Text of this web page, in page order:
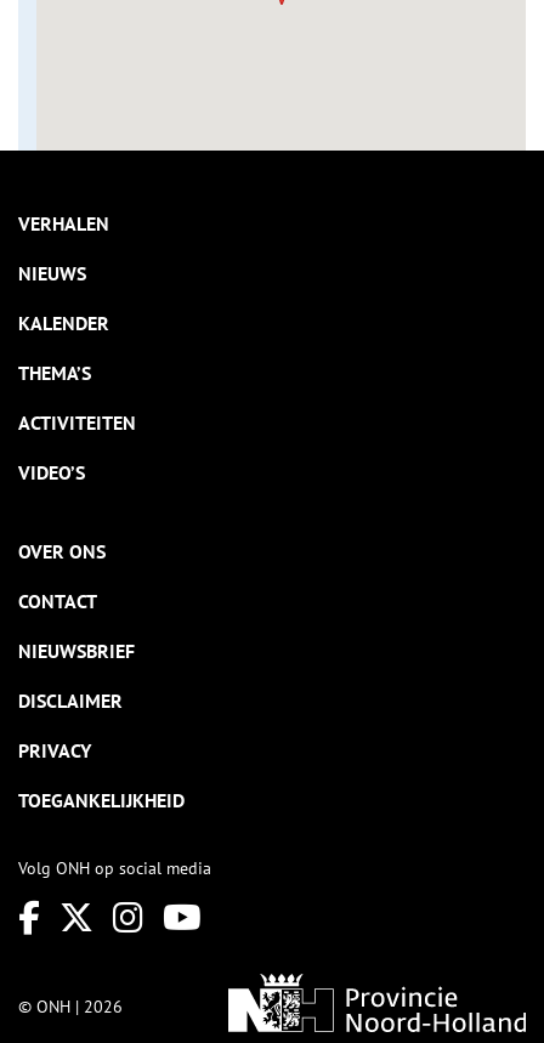
VERHALEN
NIEUWS
KALENDER
THEMA’S
ACTIVITEITEN
VIDEO’S
OVER ONS
CONTACT
NIEUWSBRIEF
DISCLAIMER
PRIVACY
TOEGANKELIJKHEID
Volg ONH op social media
© ONH | 2026